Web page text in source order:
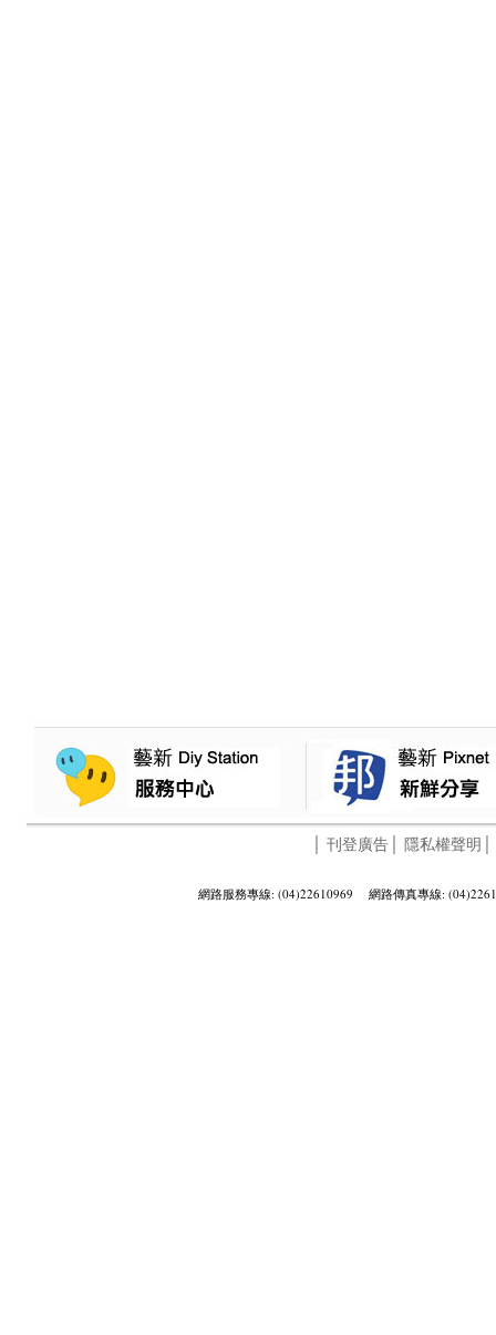
刊登廣告│ 隱私權聲明
網路服務專線: (04)22610969 網路傳真專線: